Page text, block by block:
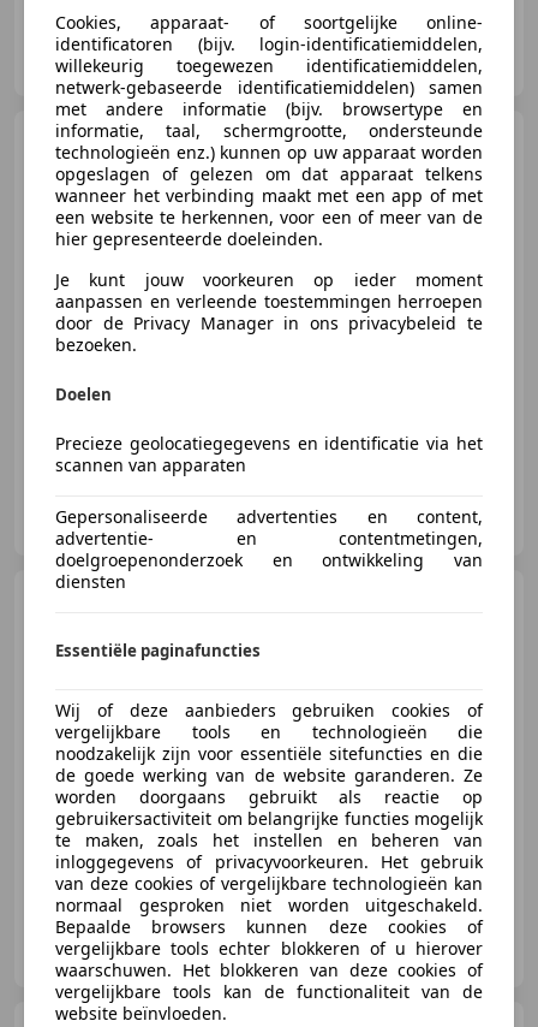
MSE
NL-7418 EE DEVENTER
Opel Astra 1.6 CDTi S/S
Edition Nap Navi Pdc Apk 06-2027
1 St
€ 5.950
09/2015
NL-1314 AK ALMERE
€ 7.850
01/2013 87.666 km Benzine 103 kW (140 PK)
Sutherland Sneek
NL-8601 VC SNEEK
Cookies, apparaat- of soortgelijke online-
identificatoren (bijv. login-identificatiemiddelen,
willekeurig toegewezen identificatiemiddelen,
netwerk-gebaseerde identificatiemiddelen) samen
met andere informatie (bijv. browsertype en
informatie, taal, schermgrootte, ondersteunde
technologieën enz.) kunnen op uw apparaat worden
opgeslagen of gelezen om dat apparaat telkens
wanneer het verbinding maakt met een app of met
een website te herkennen, voor een of meer van de
hier gepresenteerde doeleinden.
Je kunt jouw voorkeuren op ieder moment
aanpassen en verleende toestemmingen herroepen
door de Privacy Manager in ons privacybeleid te
bezoeken.
Doelen
Precieze geolocatiegegevens en identificatie via het
scannen van apparaten
Gepersonaliseerde advertenties en content,
advertentie- en contentmetingen,
doelgroepenonderzoek en ontwikkeling van
diensten
Essentiële paginafuncties
Wij of deze aanbieders gebruiken cookies of
vergelijkbare tools en technologieën die
noodzakelijk zijn voor essentiële sitefuncties en die
de goede werking van de website garanderen. Ze
worden doorgaans gebruikt als reactie op
gebruikersactiviteit om belangrijke functies mogelijk
te maken, zoals het instellen en beheren van
inloggegevens of privacyvoorkeuren. Het gebruik
van deze cookies of vergelijkbare technologieën kan
normaal gesproken niet worden uitgeschakeld.
Bepaalde browsers kunnen deze cookies of
vergelijkbare tools echter blokkeren of u hierover
waarschuwen. Het blokkeren van deze cookies of
vergelijkbare tools kan de functionaliteit van de
website beïnvloeden.